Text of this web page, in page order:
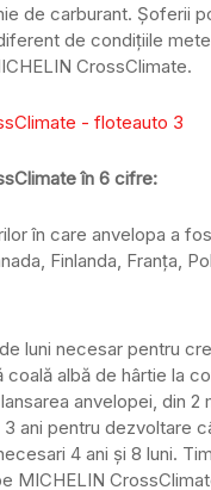
de carburant. Șoferii
de condițiile
CrossClimate.
în 6 cifre:
în care anvelopa a
Finlanda, Franța,
luni necesar pentru
coală albă de hârtie la
anvelopei, din 2
ani pentru dezvoltare
4 ani și 8 luni.
MICHELIN